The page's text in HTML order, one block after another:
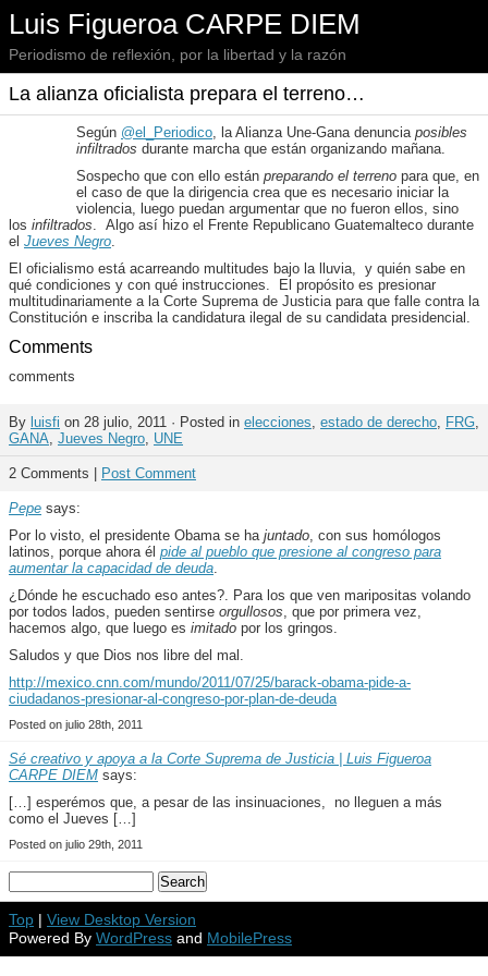
Luis Figueroa CARPE DIEM
Periodismo de reflexión, por la libertad y la razón
La alianza oficialista prepara el terreno…
Según @el_Periodico, la Alianza Une-Gana denuncia posibles
infiltrados durante marcha que están organizando mañana.
Sospecho que con ello están preparando el terreno para que, en
el caso de que la dirigencia crea que es necesario iniciar la
violencia, luego puedan argumentar que no fueron ellos, sino
los infiltrados. Algo así hizo el Frente Republicano Guatemalteco durante
el Jueves Negro.
El oficialismo está acarreando multitudes bajo la lluvia, y quién sabe en
qué condiciones y con qué instrucciones. El propósito es presionar
multitudinariamente a la Corte Suprema de Justicia para que falle contra la
Constitución e inscriba la candidatura ilegal de su candidata presidencial.
Comments
comments
By luisfi on 28 julio, 2011 · Posted in elecciones, estado de derecho, FRG,
GANA, Jueves Negro, UNE
2 Comments | Post Comment
Pepe says:
Por lo visto, el presidente Obama se ha juntado, con sus homólogos
latinos, porque ahora él pide al pueblo que presione al congreso para
aumentar la capacidad de deuda.
¿Dónde he escuchado eso antes?. Para los que ven maripositas volando
por todos lados, pueden sentirse orgullosos, que por primera vez,
hacemos algo, que luego es imitado por los gringos.
Saludos y que Dios nos libre del mal.
http://mexico.cnn.com/mundo/2011/07/25/barack-obama-pide-a-
ciudadanos-presionar-al-congreso-por-plan-de-deuda
Posted on julio 28th, 2011
Sé creativo y apoya a la Corte Suprema de Justicia | Luis Figueroa
CARPE DIEM says:
[…] esperémos que, a pesar de las insinuaciones, no lleguen a más
como el Jueves […]
Posted on julio 29th, 2011
Top | View Desktop Version
Powered By WordPress and MobilePress